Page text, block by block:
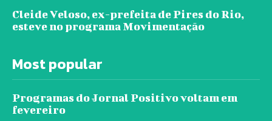
Cleide Veloso, ex-prefeita de Pires do Rio,
esteve no programa Movimentação
Most popular
Programas do Jornal Positivo voltam em
fevereiro